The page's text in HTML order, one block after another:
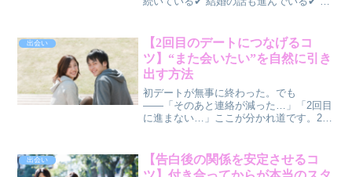
ま結婚して大丈夫かな？」と不安になる
人もいます。その不...
出会い
【2回目のデートにつなげるコ
ツ】“また会いたい”を自然に引き
出す方法
初デートが無事に終わった。でも
――「そのあと連絡が減った…」「2回目
に進まない…」ここが分かれ道です。2回
直後にやるべきこと✅ 2回目につながる
LINE・メッセー...
出会い
【告白後の関係を安定させるコ